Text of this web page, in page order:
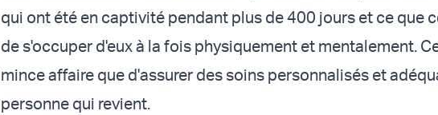
qui ont été en captivité pendant plus de 400 jours et ce que
de s'occuper d'eux à la fois physiquement et mentalement.
mince affaire que d'assurer des soins personnalisés et
personne qui revient.